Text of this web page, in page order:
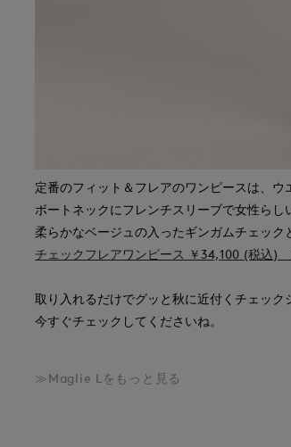
定番のフィット＆フレアのワンピースは、ウ
ボートネックにフレンチスリーブで女性らし
柔らかなベージュの入ったギンガムチェック
チェックフレアワンピース ￥34,100 (税込
取り入れるだけでグッと秋に近付くチェック
今すぐチェックしてくださいね。
≫Maglie Lをもっと見る